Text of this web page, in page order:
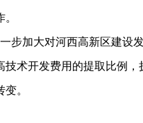
一步加大对河西高新区建
技术开发费用的提取比例
。